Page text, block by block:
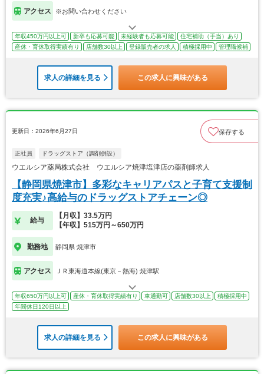
アクセス ※お問い合わせください
年収450万円以上可 新卒も応募可能 未経験者も応募可能
住宅補助（手当）あり
産休・育休取得実績有り
店舗数30以上 登録販売者の求人 積極採用中 管理職候補
求人の詳細を見る この求人に興味がある
更新日：2026年6月27日 保存する
正社員 ドラッグストア（調剤併設）
ウエルシア薬局株式会社 ウエルシア焼津塩津店の薬剤師求人
【静岡県焼津市】多彩なキャリアパスと子育て支援制
度充実♪高給与のドラッグストアチェーン◎
給与
【月収】33.5万円
【年収】515万円～650万円
勤務地 静岡県 焼津市
アクセス ＪＲ東海道本線(東京－熱海) 焼津駅
年収650万円以上可 産休・育休取得実績有り 車通勤可 店舗数30以上
積極採用中
年間休日120日以上
求人の詳細を見る この求人に興味がある